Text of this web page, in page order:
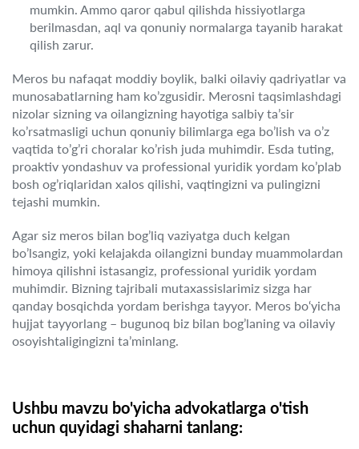
mumkin. Ammo qaror qabul qilishda hissiyotlarga
berilmasdan, aql va qonuniy normalarga tayanib harakat
qilish zarur.
Meros bu nafaqat moddiy boylik, balki oilaviy qadriyatlar va
munosabatlarning ham ko’zgusidir. Merosni taqsimlashdagi
nizolar sizning va oilangizning hayotiga salbiy ta’sir
ko’rsatmasligi uchun qonuniy bilimlarga ega bo’lish va o’z
vaqtida to’g’ri choralar ko’rish juda muhimdir. Esda tuting,
proaktiv yondashuv va professional yuridik yordam ko’plab
bosh og’riqlaridan xalos qilishi, vaqtingizni va pulingizni
tejashi mumkin.
Agar siz meros bilan bog’liq vaziyatga duch kelgan
bo’lsangiz, yoki kelajakda oilangizni bunday muammolardan
himoya qilishni istasangiz, professional yuridik yordam
muhimdir. Bizning tajribali mutaxassislarimiz sizga har
qanday bosqichda yordam berishga tayyor. Meros bo‘yicha
hujjat tayyorlang – bugunoq biz bilan bog’laning va oilaviy
osoyishtaligingizni ta’minlang.
Ushbu mavzu bo'yicha advokatlarga o'tish
uchun quyidagi shaharni tanlang: